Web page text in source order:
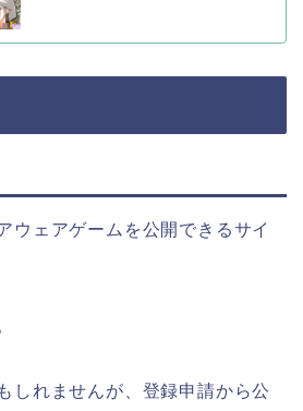
ウェアゲームを公開できるサイ
しれませんが、登録申請から公